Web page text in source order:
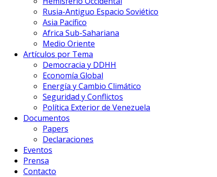
Rusia-Antiguo Espacio Soviético
Asia Pacífico
Africa Sub-Sahariana
Medio Oriente
Artículos por Tema
Democracia y DDHH
Economía Global
Energía y Cambio Climático
Seguridad y Conflictos
Política Exterior de Venezuela
Documentos
Papers
Declaraciones
Eventos
Prensa
Contacto